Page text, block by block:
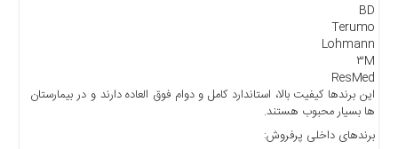
BD
Terumo
Lohmann
۳M
ResMed
این برندها کیفیت بالا، استاندارد کامل و دوام فوق العاده دارند و در بیمارستان
ها بسیار محبوب هستند.
برندهای داخلی پرفروش: